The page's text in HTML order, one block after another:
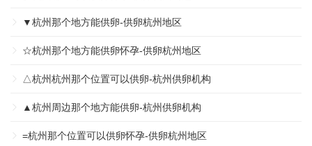
▼杭州那个地方能供卵-供卵杭州地区
☆杭州那个地方能供卵怀孕-供卵杭州地区
△杭州杭州那个位置可以供卵-杭州供卵机构
▲杭州周边那个地方能供卵-杭州供卵机构
=杭州那个位置可以供卵怀孕-供卵杭州地区